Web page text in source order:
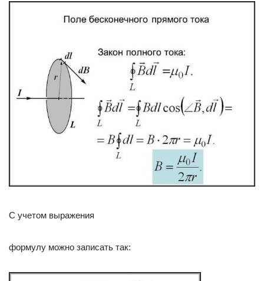
С учетом выражения
формулу можно записать так: